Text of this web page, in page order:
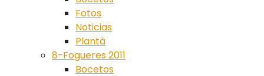
Fotos
Noticias
Plantà
8-Fogueres 2011
Bocetos